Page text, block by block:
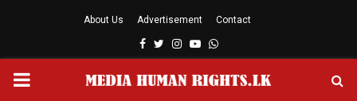
About Us Advertisement Contact
Facebook
TwitterInstagram
YoutubeWhatsapp
PRIMARY